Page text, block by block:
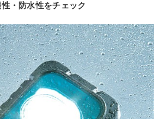
・防水性をチェック